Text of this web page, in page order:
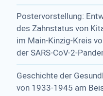
Postervorstellung:
des Zahnstatus von
im Main-Kinzig-Kreis
der SARS-CoV-2-
Geschichte der
von 1933-1945 am